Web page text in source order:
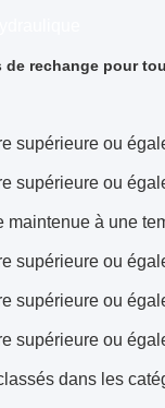
rechange pour
supérieure ou
supérieure ou
à une
supérieure ou
supérieure ou
supérieure ou
dans les